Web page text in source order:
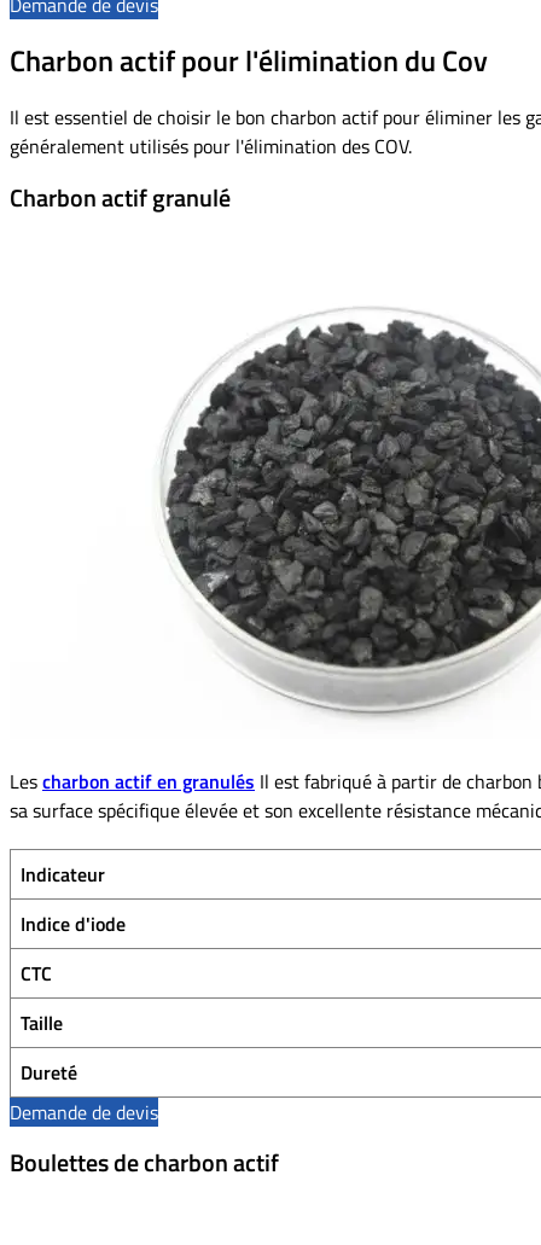
Charbon actif pour l'élimination du Cov
Il est essentiel de choisir le bon charbon actif pour éliminer les
généralement utilisés pour l'élimination des COV.
Charbon actif granulé
Lescharbon actif en granulés Il est fabriqué à partir de
sa surface spécifique élevée et son excellente résistance
Indicateur
Indice d'iode
CTC
Taille
Dureté
Demande de devis
Boulettes de charbon actif